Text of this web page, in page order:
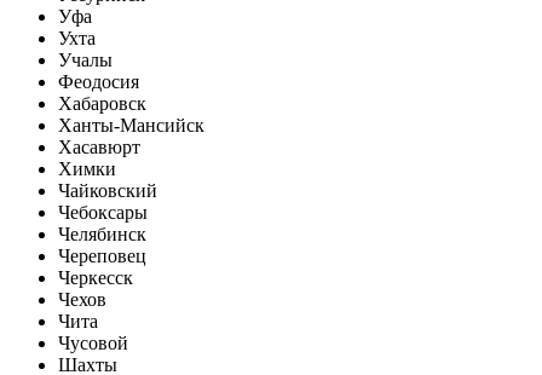
Уфа
Ухта
Учалы
Феодосия
Хабаровск
Ханты-Мансийск
Хасавюрт
Химки
Чайковский
Чебоксары
Челябинск
Череповец
Черкесск
Чехов
Чита
Чусовой
Шахты